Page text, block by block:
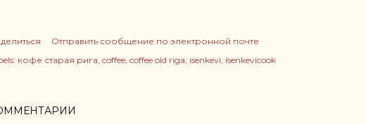
Отправить сообщение по электронной почте
кофе старая рига coffee coffee old riga isenkevi isenkevicook